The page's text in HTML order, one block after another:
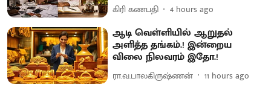
கிரி கணபதி 4 hours ago
ஆடி வெள்ளியில் ஆறுதல்
அளித்த தங்கம்.! இன்றைய
விலை நிலவரம் இதோ.!
ரா.வ.பாலகிருஷ்ணன் 11 hours ago